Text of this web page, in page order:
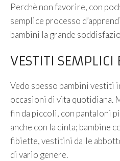
Perchè non favorire, con
semplice processo
bambini la grande
VESTITI SEMPLICI
Vedo spesso bambini vestiti
occasioni di vita quotidiana.
fin da piccoli, con pantaloni
anche con la cinta; bambine
fibiette, vestitini dalle
di vario genere.